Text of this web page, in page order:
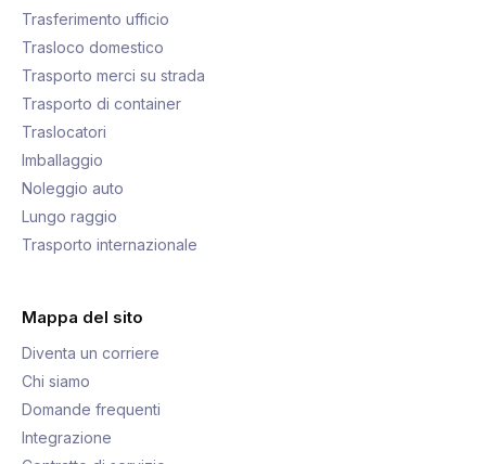
Trasferimento ufficio
Trasloco domestico
Trasporto merci su strada
Trasporto di container
Traslocatori
Imballaggio
Noleggio auto
Lungo raggio
Trasporto internazionale
Mappa del sito
Diventa un corriere
Chi siamo
Domande frequenti
Integrazione